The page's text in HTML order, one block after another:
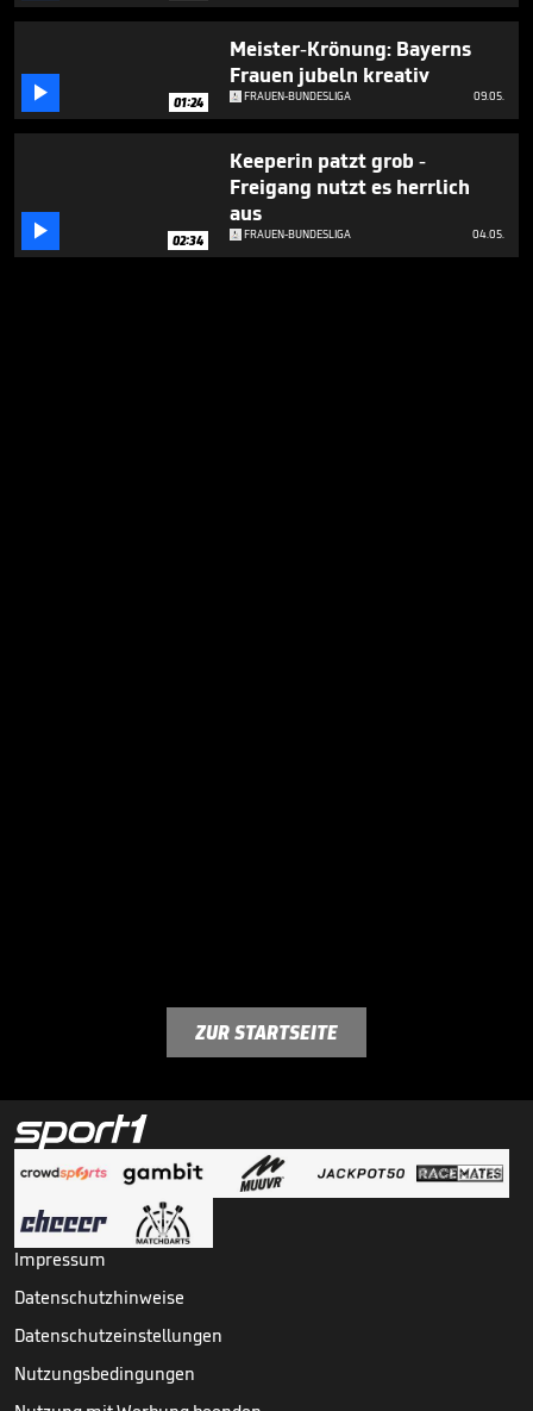
 01:24
Meister-Krönung: Bayerns
Frauen jubeln kreativ
FRAUEN-BUNDESLIGA 09.05.
 02:34
Keeperin patzt grob -
Freigang nutzt es herrlich
aus
FRAUEN-BUNDESLIGA 04.05.
ZUR STARTSEITE
Impressum
Datenschutzhinweise
Datenschutzeinstellungen
Nutzungsbedingungen